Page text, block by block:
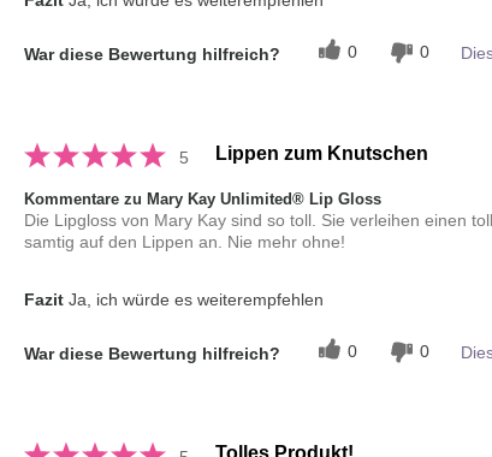
War diese Bewertung hilfreich? 0 0
5 Lippen zum Knutschen
Kommentare zu Mary Kay Unlimited® Lip Gloss
Die Lipgloss von Mary Kay sind so toll. Sie verleihen einen
samtig auf den Lippen an. Nie mehr ohne!
FazitJa, ich würde es weiterempfehlen
War diese Bewertung hilfreich? 0 0